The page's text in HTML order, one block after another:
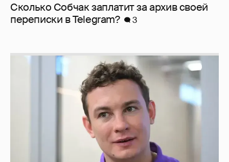
Сколько Собчак заплатит за архив своей
перeписки в Telegram?
3